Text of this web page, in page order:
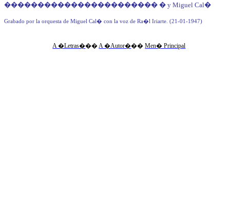
����������������������� � y Miguel Cal�
Grabado por la orquesta de Miguel Cal� con la voz de Ra�l Iriarte. (21-01-1947)
A �Letras���A �Autor���Men� Principal